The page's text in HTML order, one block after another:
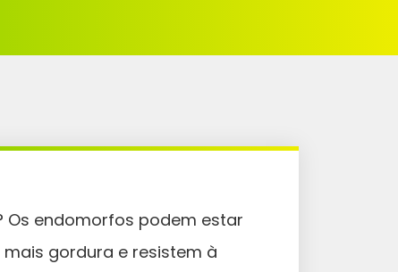
Os endomorfos podem estar
gordura e resistem à